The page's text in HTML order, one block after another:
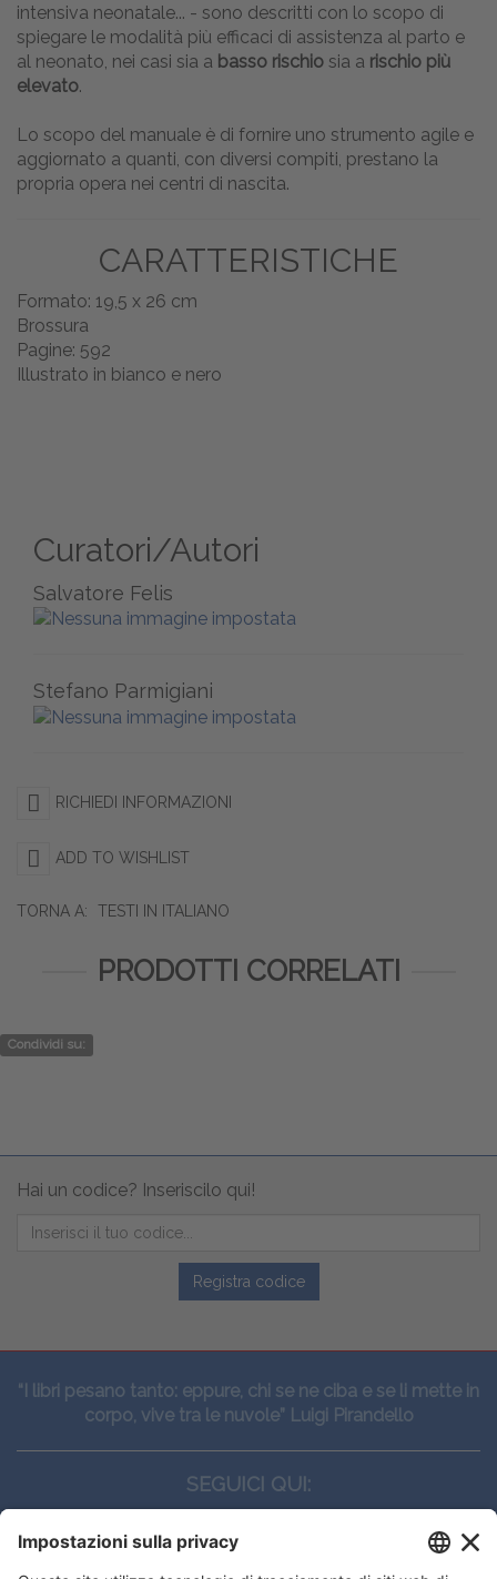
intensiva neonatale... - sono descritti con lo scopo di
spiegare le modalità più efficaci di assistenza al parto e
al neonato, nei casi sia a basso rischio sia a rischio più
elevato.
Lo scopo del manuale è di fornire uno strumento agile e
aggiornato a quanti, con diversi compiti, prestano la
propria opera nei centri di nascita.
CARATTERISTICHE
Formato: 19,5 x 26 cm
Brossura
Pagine: 592
Illustrato in bianco e nero
Curatori/Autori
Salvatore Felis
Stefano Parmigiani
RICHIEDI INFORMAZIONI
ADD TO WISHLIST
TORNA A: TESTI IN ITALIANO
PRODOTTI CORRELATI
Condividi su:
Hai un codice? Inseriscilo qui!
Registra codice
“I libri pesano tanto: eppure, chi se ne ciba e se li mette in
corpo, vive tra le nuvole” Luigi Pirandello
SEGUICI QUI: